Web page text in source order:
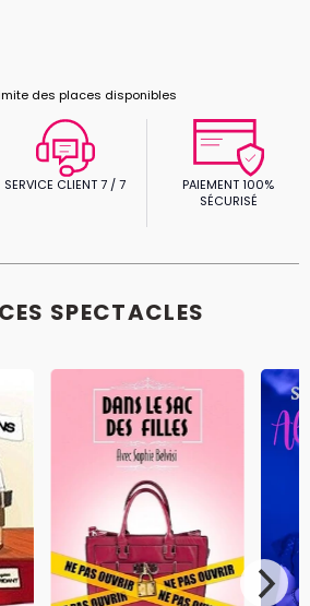
des places disponibles
SERVICE CLIENT 7 / 7
PAIEMENT 100%
SÉCURISÉ
SPECTACLES